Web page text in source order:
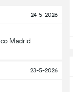
24-5-2026
Madrid
23-5-2026